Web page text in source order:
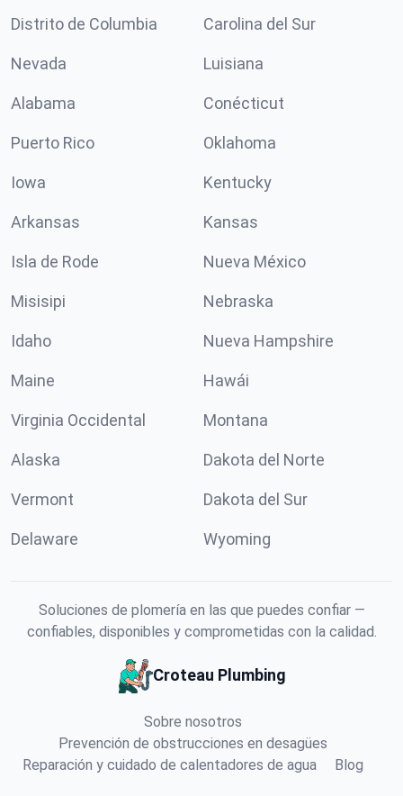
Distrito de Columbia Carolina del Sur
Nevada Luisiana
Alabama Conécticut
Puerto Rico Oklahoma
Iowa Kentucky
Arkansas Kansas
Isla de Rode Nueva México
Misisipi Nebraska
Idaho Nueva Hampshire
Maine Hawái
Virginia Occidental Montana
Alaska Dakota del Norte
Vermont Dakota del Sur
Delaware Wyoming
Soluciones de plomería en las que puedes confiar —
confiables, disponibles y comprometidas con la calidad.
Croteau Plumbing
Sobre nosotros
Prevención de obstrucciones en desagües
Reparación y cuidado de calentadores de agua
Blog